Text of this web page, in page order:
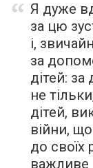
Я дуже
за цю
і,
за
дітей:
не
дітей,
війни,
до своїх
важливе